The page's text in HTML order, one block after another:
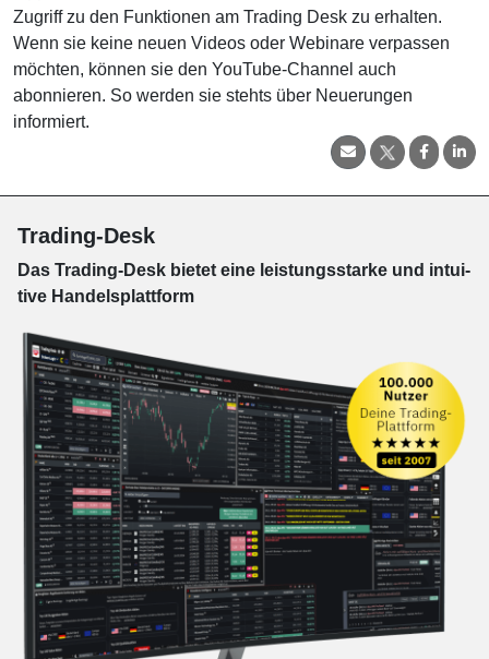
Zugriff zu den Funktionen am Trading Desk zu erhalten.
Wenn sie keine neuen Videos oder Webinare verpassen
möchten, können sie den YouTube-Channel auch
abonnieren. So werden sie stehts über Neuerungen
informiert.
Trading-Desk
Das Trading-Desk bie­tet eine leis­tungs­star­ke und in­tui­
tive Han­dels­platt­form